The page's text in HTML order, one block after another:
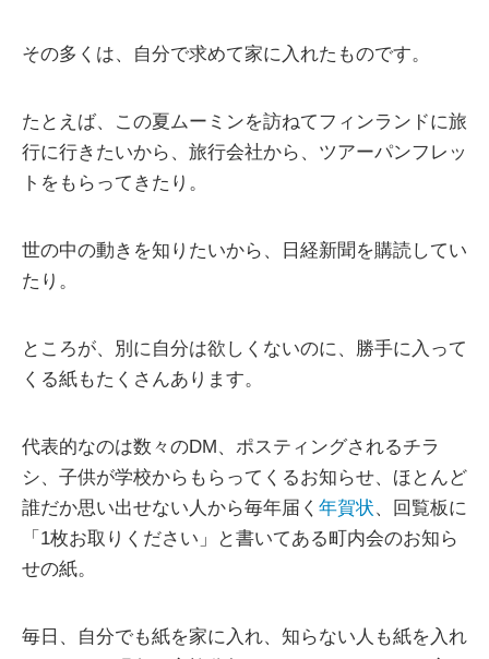
その多くは、自分で求めて家に入れたものです。
たとえば、この夏ムーミンを訪ねてフィンランドに旅
行に行きたいから、旅行会社から、ツアーパンフレッ
トをもらってきたり。
世の中の動きを知りたいから、日経新聞を購読してい
たり。
ところが、別に自分は欲しくないのに、勝手に入って
くる紙もたくさんあります。
代表的なのは数々のDM、ポスティングされるチラ
シ、子供が学校からもらってくるお知らせ、ほとんど
誰だか思い出せない人から毎年届く 年賀状、回覧板に
「1枚お取りください」と書いてある町内会のお知ら
せの紙。
毎日、自分でも紙を家に入れ、知らない人も紙を入れ